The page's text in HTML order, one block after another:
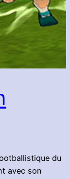
du
avec son